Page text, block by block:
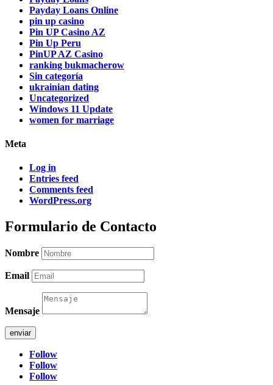
Payday Loans Online
pin up casino
Pin UP Casino AZ
Pin Up Peru
PinUP AZ Casino
ranking bukmacherow
Sin categoría
ukrainian dating
Uncategorized
Windows 11 Update
women for marriage
Meta
Log in
Entries feed
Comments feed
WordPress.org
Formulario de Contacto
Nombre
Email
Mensaje
enviar
Follow
Follow
Follow